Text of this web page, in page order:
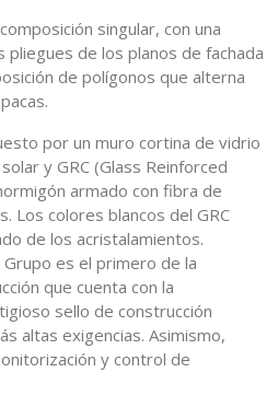
singular, con una
pliegues de los planos de fachada
de polígonos que alterna
por un muro cortina de vidrio
y GRC (Glass Reinforced
armado con fibra de
Los colores blancos del GRC
de los acristalamientos.
es el primero de la
que cuenta con la
sello de construcción
altas exigencias. Asimismo,
y control de